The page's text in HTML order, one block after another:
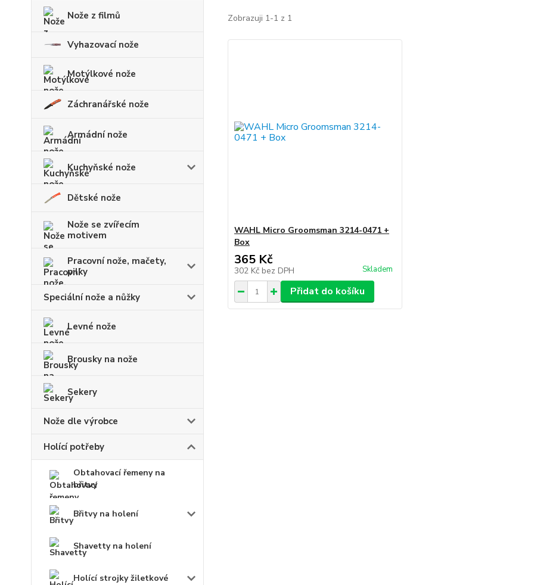
Nože z filmů
Vyhazovací nože
Motýlkové nože
Záchranářské nože
Armádní nože
Kuchyňské nože
Dětské nože
Nože se zvířecím
motivem
Pracovní nože, mačety,
pilky
Speciální nože a nůžky
Levné nože
Brousky na nože
Sekery
Nože dle výrobce
Holící potřeby
Obtahovací řemeny na
břitvy
Břitvy na holení
Shavetty na holení
Holící strojky žiletkové
Zobrazuji 1-1 z 1
WAHL Micro Groomsman 3214-0471 +
Box
365 Kč
302 Kč bez DPH Skladem
Přidat do košíku